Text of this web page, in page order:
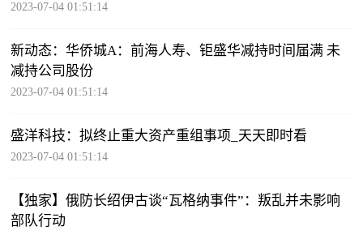
2023-07-04 01:51:14
新动态：华侨城A：前海人寿、钜盛华减持时间届满 未
减持公司股份
2023-07-04 01:51:14
盛洋科技：拟终止重大资产重组事项_天天即时看
2023-07-04 01:51:14
【独家】俄防长绍伊古谈“瓦格纳事件”：叛乱并未影响
部队行动